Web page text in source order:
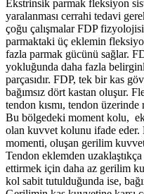
Ekstrinsik parmak fleksiyon
yaralanması cerrahi tedavi
çoğu çalışmalar FDP
parmaktaki üç eklemin
fazla parmak gücünü sağlar.
yokluğunda daha fazla
parçasıdır. FDP, tek bir kas
bağımsız dört kastan oluşur.
tendon kısmı, tendon
Bu bölgedeki moment kolu,
olan kuvvet kolunu ifade
momenti, oluşan gerilim
Tendon eklemden
ettirmek için daha az gerilim
kol sabit tutulduğunda ise,